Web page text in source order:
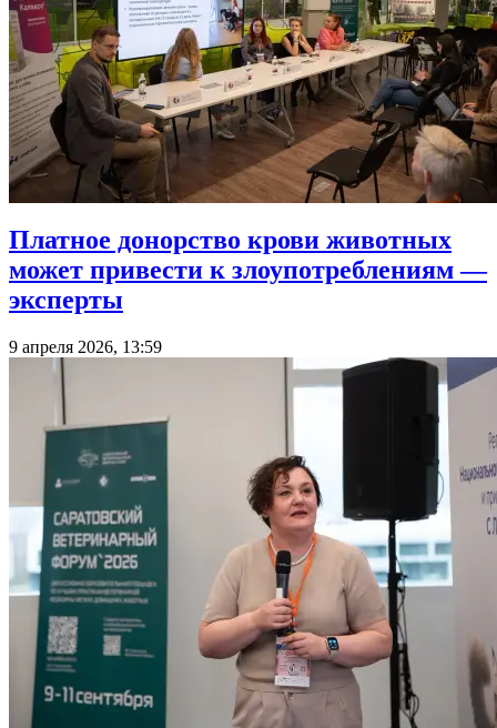
Платное донорство крови животных
может привести к злоупотреблениям —
эксперты
9 апреля 2026, 13:59